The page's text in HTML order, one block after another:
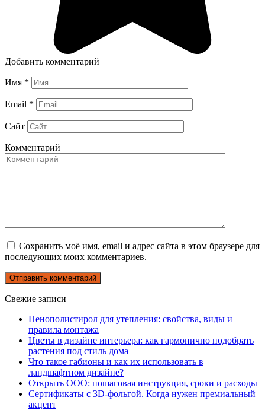
Добавить комментарий
Имя *
Email *
Сайт
Комментарий
Сохранить моё имя, email и адрес сайта в этом браузере для
последующих моих комментариев.
Свежие записи
Пенополистирол для утепления: свойства, виды и
правила монтажа
Цветы в дизайне интерьера: как гармонично подобрать
растения под стиль дома
Что такое габионы и как их использовать в
ландшафтном дизайне?
Открыть ООО: пошаговая инструкция, сроки и расходы
Сертификаты с 3D-фольгой. Когда нужен премиальный
акцент